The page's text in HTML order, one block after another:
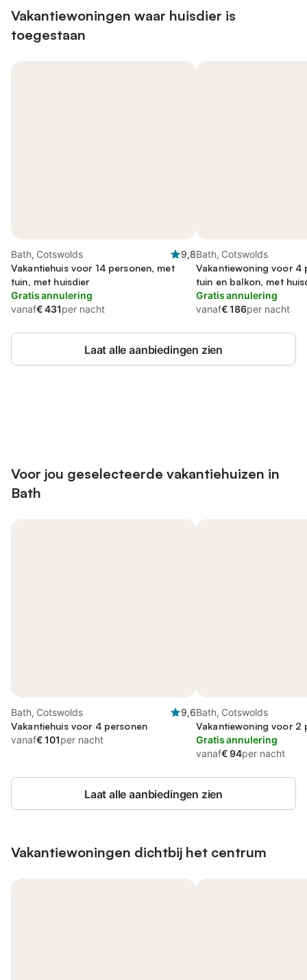
Vakantiewoningen waar huisdier is
toegestaan
Bath, Cotswolds
9,8
Vakantiehuis voor 14 personen, met
tuin, met huisdier
Gratis annulering
vanaf€ 431per nacht
Bath, Cotswolds
Vakantiewoning voor 4
tuin en balkon, met
Gratis annulering
vanaf€ 186per nacht
Laat alle aanbiedingen zien
Voor jou geselecteerde vakantiehuizen in
Bath
Bath, Cotswolds
9,6
Vakantiehuis voor 4 personen
vanaf€ 101per nacht
Bath, Cotswolds
Vakantiewoning voor 2
Gratis annulering
vanaf€ 94per nacht
Laat alle aanbiedingen zien
Vakantiewoningen dichtbij het centrum